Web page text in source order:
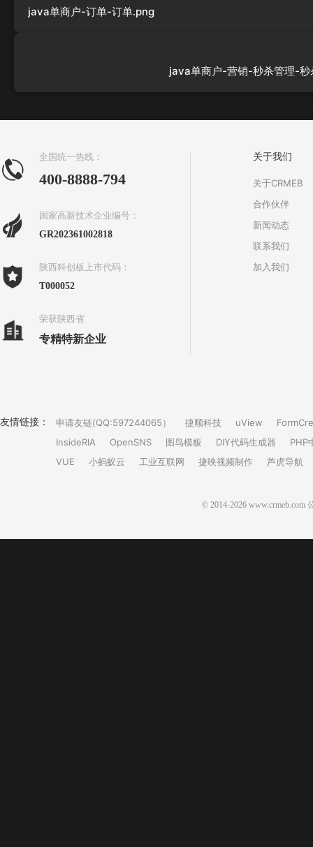
java单商户-订单-订单.png
java单商户-营销-秒杀管理-秒
全国统一热线：
400-8888-794
国家高新技术企业编号：
GR202361002818
陕西科创板上市代码：
T000052
荣获陕西省
专精特新企业
关于我们
关于CRMEB
合作伙伴
新闻动态
联系我们
加入我们
友情链接： 申请友链(QQ:597244065） 捷顺科技 uView
InsideRIA
OpenSNS 图鸟模板 DIY代码生成器
PHP
VUE
小蚂蚁云 工业互联网 捷映视频制作 芦虎导航
© 2014-2026